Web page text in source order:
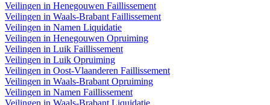
Veilingen in Henegouwen Faillissement
Veilingen in Waals-Brabant Faillissement
Veilingen in Namen Liquidatie
Veilingen in Henegouwen Opruiming
Veilingen in Luik Faillissement
Veilingen in Luik Opruiming
Veilingen in Oost-Vlaanderen Faillissement
Veilingen in Waals-Brabant Opruiming
Veilingen in Namen Faillissement